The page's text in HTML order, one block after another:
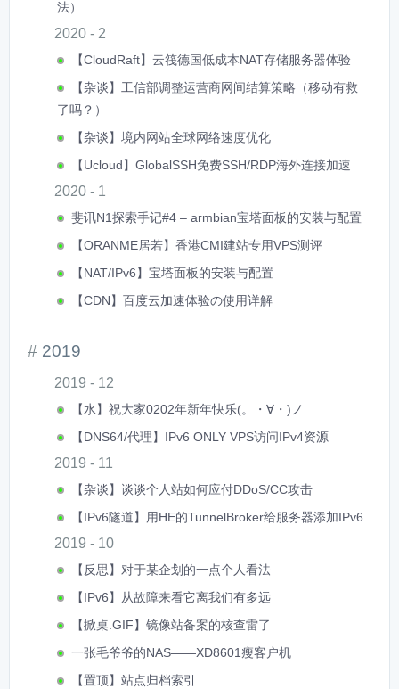
法）
2020 - 2
【CloudRaft】云筏德国低成本NAT存储服务器体验
【杂谈】工信部调整运营商网间结算策略（移动有救
了吗？）
【杂谈】境内网站全球网络速度优化
【Ucloud】GlobalSSH免费SSH/RDP海外连接加速
2020 - 1
斐讯N1探索手记#4 – armbian宝塔面板的安装与配置
【ORANME居若】香港CMI建站专用VPS测评
【NAT/IPv6】宝塔面板的安装与配置
【CDN】百度云加速体验の使用详解
2019
2019 - 12
【水】祝大家0202年新年快乐(。・∀・)ノ
【DNS64/代理】IPv6 ONLY VPS访问IPv4资源
2019 - 11
【杂谈】谈谈个人站如何应付DDoS/CC攻击
【IPv6隧道】用HE的TunnelBroker给服务器添加IPv6
2019 - 10
【反思】对于某企划的一点个人看法
【IPv6】从故障来看它离我们有多远
【掀桌.GIF】镜像站备案的核查雷了
一张毛爷爷的NAS——XD8601瘦客户机
【置顶】站点归档索引